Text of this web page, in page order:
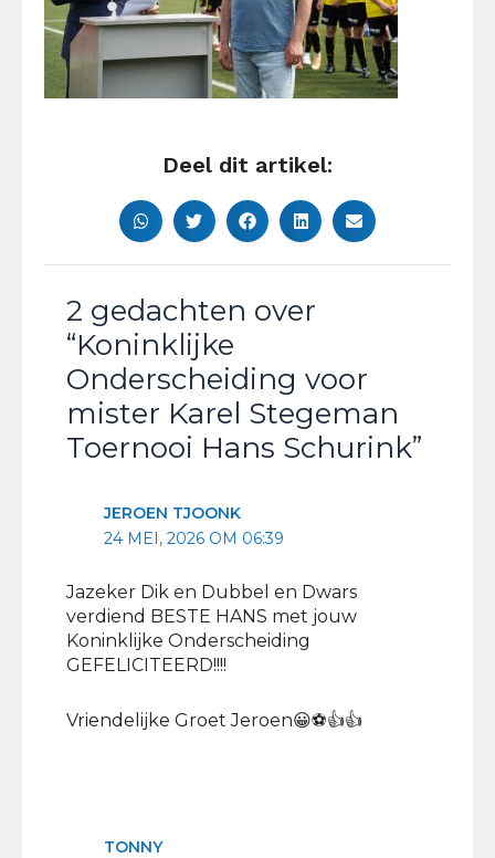
Deel dit artikel:
2 gedachten over
“Koninklijke
Onderscheiding voor
mister Karel Stegeman
Toernooi Hans Schurink”
JEROEN TJOONK
24 MEI, 2026 OM 06:39
Jazeker Dik en Dubbel en Dwars
verdiend BESTE HANS met jouw
Koninklijke Onderscheiding
GEFELICITEERD!!!!
Vriendelijke Groet Jeroen😀⚽️👍👍
TONNY